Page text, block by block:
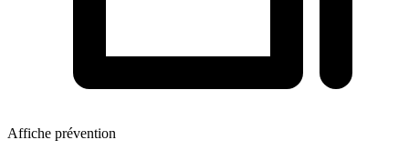
Affiche prévention